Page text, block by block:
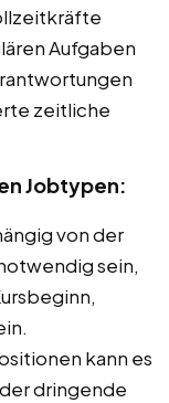
Aufgaben
zeitliche
Jobtypen:
von der
sein,
kann es
dringende